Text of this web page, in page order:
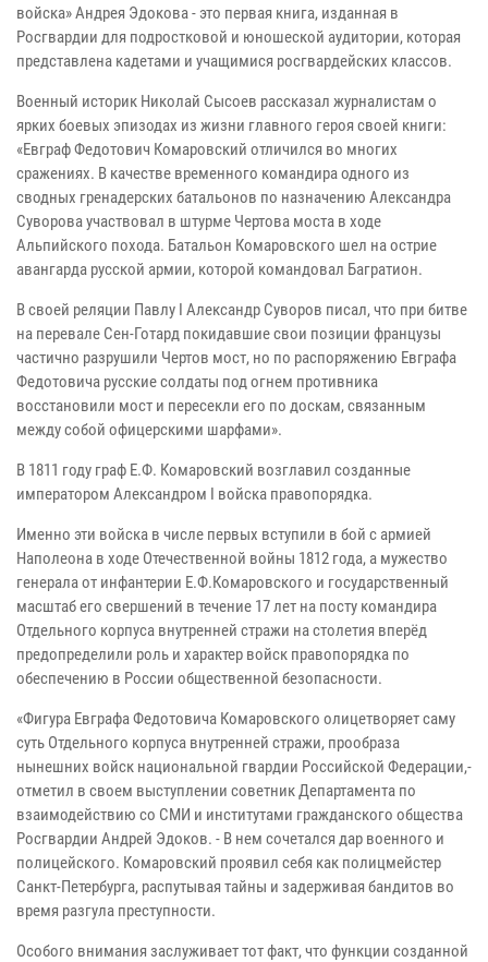
войска» Андрея Эдокова - это первая книга, изданная в
Росгвардии для подростковой и юношеской аудитории, которая
представлена кадетами и учащимися росгвардейских классов.
Военный историк Николай Сысоев рассказал журналистам о
ярких боевых эпизодах из жизни главного героя своей книги:
«Евграф Федотович Комаровский отличился во многих
сражениях. В качестве временного командира одного из
сводных гренадерских батальонов по назначению Александра
Суворова участвовал в штурме Чертова моста в ходе
Альпийского похода. Батальон Комаровского шел на острие
авангарда русской армии, которой командовал Багратион.
В своей реляции Павлу I Александр Суворов писал, что при битве
на перевале Сен-Готард покидавшие свои позиции французы
частично разрушили Чертов мост, но по распоряжению Евграфа
Федотовича русские солдаты под огнем противника
восстановили мост и пересекли его по доскам, связанным
между собой офицерскими шарфами».
В 1811 году граф Е.Ф. Комаровский возглавил созданные
императором Александром I войска правопорядка.
Именно эти войска в числе первых вступили в бой с армией
Наполеона в ходе Отечественной войны 1812 года, а мужество
генерала от инфантерии Е.Ф.Комаровского и государственный
масштаб его свершений в течение 17 лет на посту командира
Отдельного корпуса внутренней стражи на столетия вперёд
предопределили роль и характер войск правопорядка по
обеспечению в России общественной безопасности.
«Фигура Евграфа Федотовича Комаровского олицетворяет саму
суть Отдельного корпуса внутренней стражи, прообраза
нынешних войск национальной гвардии Российской Федерации,-
отметил в своем выступлении советник Департамента по
взаимодействию со СМИ и институтами гражданского общества
Росгвардии Андрей Эдоков. - В нем сочетался дар военного и
полицейского. Комаровский проявил себя как полицмейстер
Санкт-Петербурга, распутывая тайны и задерживая бандитов во
время разгула преступности.
Особого внимания заслуживает тот факт, что функции созданной